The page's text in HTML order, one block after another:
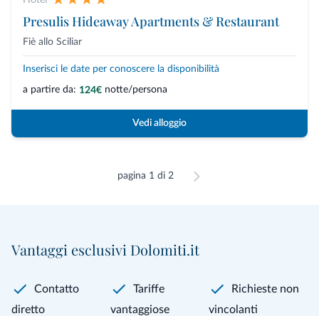
Presulis Hideaway Apartments & Restaurant
Fiè allo Sciliar
Inserisci le date per conoscere la disponibilità
a partire da: 124€ notte/persona
Vedi alloggio
pagina 1 di 2
Vantaggi esclusivi Dolomiti.it
Contatto
diretto
Tariffe
vantaggiose
Richieste non
vincolanti